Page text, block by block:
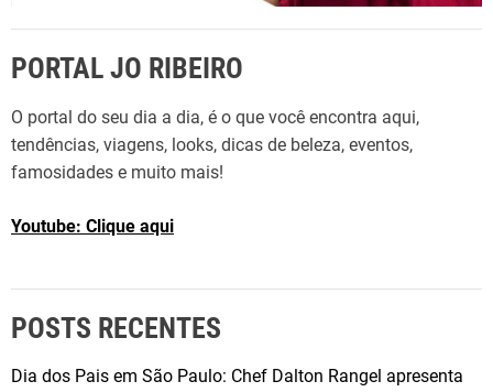
PORTAL JO RIBEIRO
O portal do seu dia a dia, é o que você encontra aqui,
tendências, viagens, looks, dicas de beleza, eventos,
famosidades e muito mais!
Youtube: Clique aqui
POSTS RECENTES
Dia dos Pais em São Paulo: Chef Dalton Rangel apresenta